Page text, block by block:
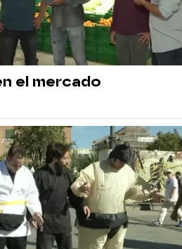
el mercado